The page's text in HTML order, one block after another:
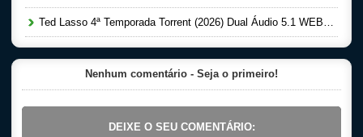
Ted Lasso 4ª Temporada Torrent (2026) Dual Áudio 5.1 WEB-DL 1080p
Nenhum comentário - Seja o primeiro!
DEIXE O SEU COMENTÁRIO: